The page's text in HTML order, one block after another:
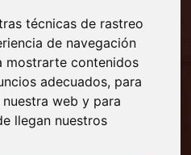
técnicas de rastreo
de navegación
mostrarte contenidos
adecuados, para
web y para
llegan nuestros